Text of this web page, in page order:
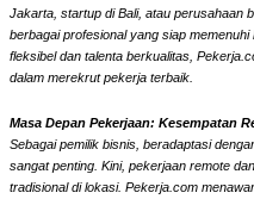
Jakarta, startup di Bali, atau perusahaan
berbagai profesional yang siap
fleksibel dan talenta berkualitas,
dalam merekrut pekerja terbaik.
Masa Depan Pekerjaan: Kesempatan
Sebagai pemilik bisnis, beradaptasi
sangat penting. Kini, pekerjaan remote
tradisional di lokasi. Pekerja.com